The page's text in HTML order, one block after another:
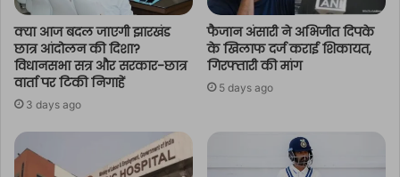
क्या आज बदल जाएगी झारखंड
छात्र आंदोलन की दिशा?
विधानसभा सत्र और सरकार-छात्र
वार्ता पर टिकी निगाहें
3 days ago
फैजान अंसारी ने अभिजीत दिपके
के खिलाफ दर्ज कराई शिकायत,
गिरफ्तारी की मांग
5 days ago